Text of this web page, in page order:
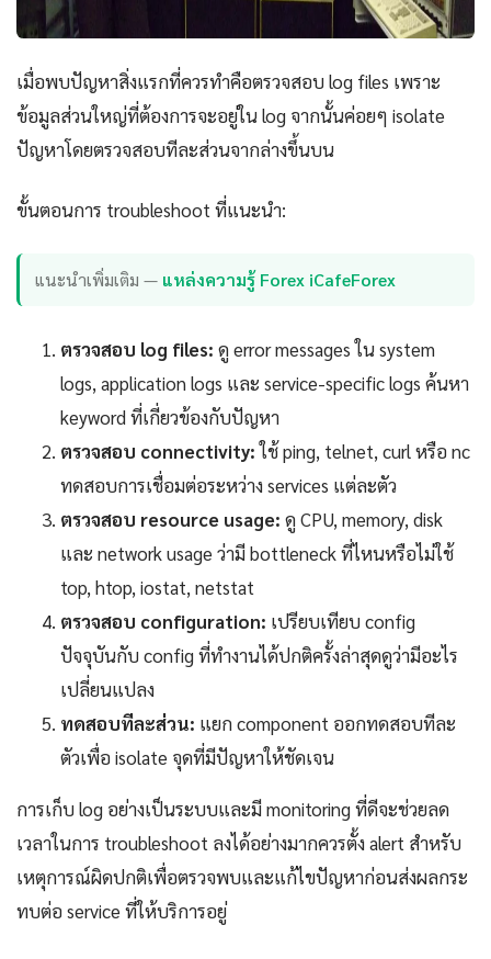
เมื่อพบปัญหาสิ่งแรกที่ควรทำคือตรวจสอบ log files เพราะ
ข้อมูลส่วนใหญ่ที่ต้องการจะอยู่ใน log จากนั้นค่อยๆ isolate
ปัญหาโดยตรวจสอบทีละส่วนจากล่างขึ้นบน
ขั้นตอนการ troubleshoot ที่แนะนำ:
แนะนำเพิ่มเติม — แหล่งความรู้ Forex iCafeForex
ตรวจสอบ log files: ดู error messages ใน system
logs, application logs และ service-specific logs ค้นหา
keyword ที่เกี่ยวข้องกับปัญหา
ตรวจสอบ connectivity:ใช้ ping, telnet, curl หรือ nc
ทดสอบการเชื่อมต่อระหว่าง services แต่ละตัว
ตรวจสอบ resource usage: ดู CPU, memory, disk
และ network usage ว่ามี bottleneck ที่ไหนหรือไม่ใช้
top, htop, iostat, netstat
ตรวจสอบ configuration: เปรียบเทียบ config
ปัจจุบันกับ config ที่ทำงานได้ปกติครั้งล่าสุดดูว่ามีอะไร
เปลี่ยนแปลง
ทดสอบทีละส่วน: แยก component ออกทดสอบทีละ
ตัวเพื่อ isolate จุดที่มีปัญหาให้ชัดเจน
การเก็บ log อย่างเป็นระบบและมี monitoring ที่ดีจะช่วยลด
เวลาในการ troubleshoot ลงได้อย่างมากควรตั้ง alert สำหรับ
เหตุการณ์ผิดปกติเพื่อตรวจพบและแก้ไขปัญหาก่อนส่งผลกระ
ทบต่อ service ที่ให้บริการอยู่